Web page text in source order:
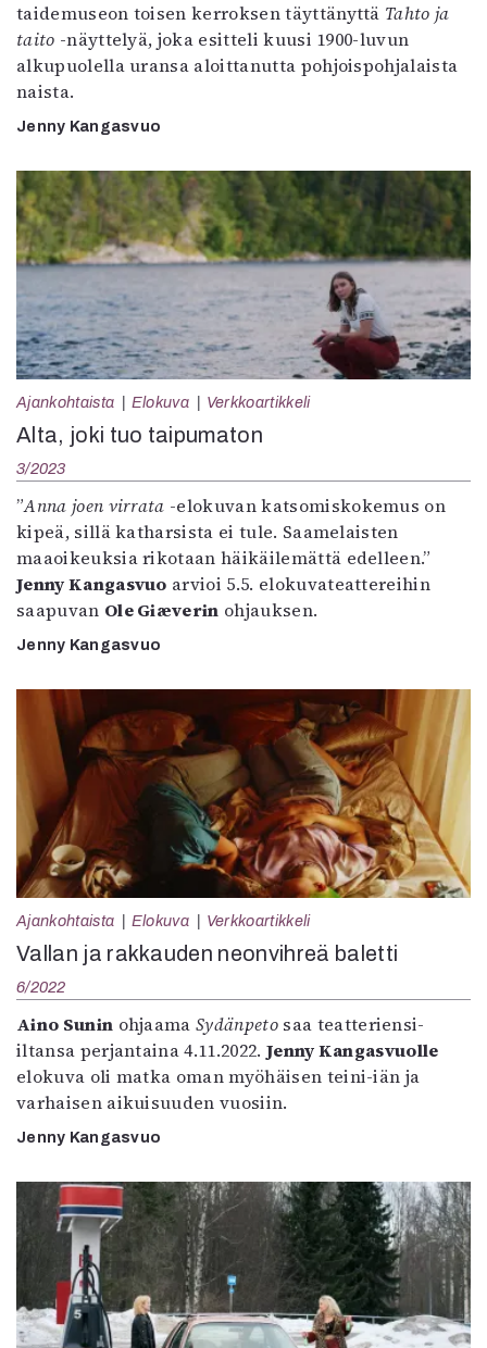
taidemuseon toisen kerroksen täyttänyttä Tahto ja
taito -näyttelyä, joka esitteli kuusi 1900-luvun
alkupuolella uransa aloittanutta pohjoispohjalaista
naista.
Jenny Kangasvuo
Ajankohtaista Elokuva Verkkoartikkeli
Alta, joki tuo taipumaton
3/2023
”Anna joen virrata -elokuvan katsomiskokemus on
kipeä, sillä katharsista ei tule. Saamelaisten
maaoikeuksia rikotaan häikäilemättä edelleen.”
Jenny Kangasvuo arvioi 5.5. elokuvateattereihin
saapuvan Ole Giæverin ohjauksen.
Jenny Kangasvuo
Ajankohtaista Elokuva Verkkoartikkeli
Vallan ja rakkauden neonvihreä baletti
6/2022
Aino Sunin ohjaamaSydänpetosaa teatteriensi-
iltansa perjantaina 4.11.2022. Jenny Kangasvuolle
elokuva oli matka oman myöhäisen teini-iän ja
varhaisen aikuisuuden vuosiin.
Jenny Kangasvuo